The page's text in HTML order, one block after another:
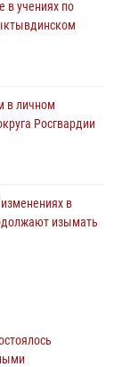
в учениях по
в личном
Росгвардии
в
изымать